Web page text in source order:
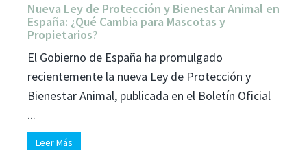
Nueva Ley de Protección y Bienestar Animal en
España: ¿Qué Cambia para Mascotas y
Propietarios?
El Gobierno de España ha promulgado
recientemente la nueva Ley de Protección y
Bienestar Animal, publicada en el Boletín Oficial
...
Leer Más